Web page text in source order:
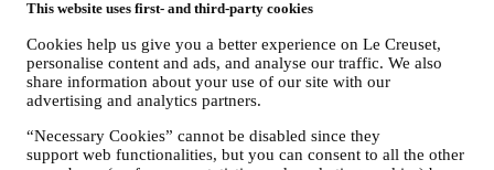
This website uses first- and third-party cookies
Cookies help us give you a better experience on Le Creuset,
personalise content and ads, and analyse our traffic. We also
share information about your use of our site with our
advertising and analytics partners.
“Necessary Cookies” cannot be disabled since they
support web functionalities, but you can consent to all the other
Gdzie– Aby świadczyć na rzecz użytkownika usługi opisane
powyżej, jego dane osobowe mogą być przetwarzane albo
przechowywane zarówno w kraju jego zamieszkania, jak i poza
nim, a także w granicach i poza granicami Europejskiego Obszaru
Gospodarczego (EOG). Biorąc pod uwagę globalny charakter
partnerzy Le Creuset, działający w charakterze podmiotów
przetwarzających, mogą uzyskiwać dostęp do danych osobowych